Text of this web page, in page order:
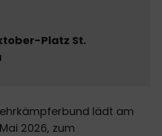
Platz St.
lädt am
2026, zum